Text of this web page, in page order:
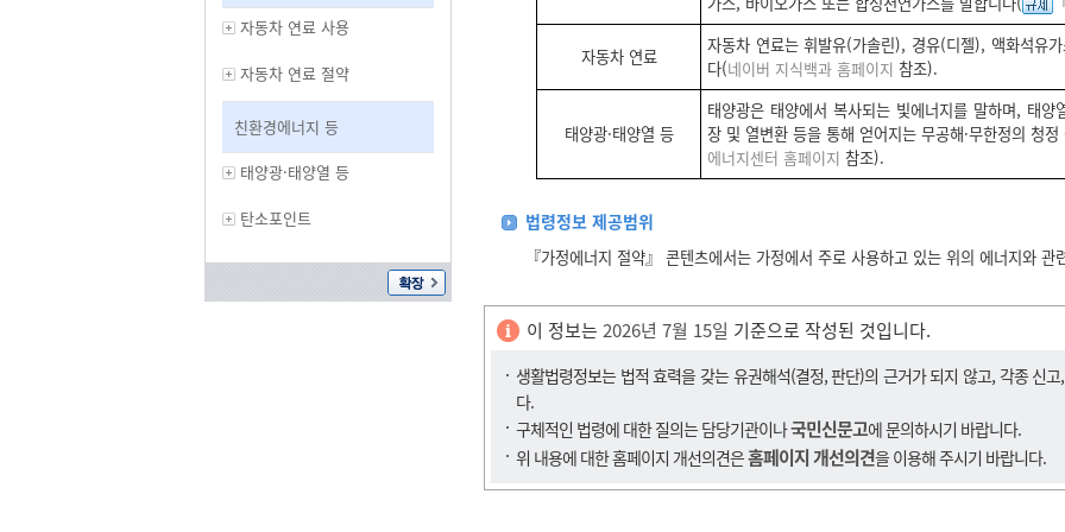
자동차 연료 사용
자동차 연료 절약
친환경에너지 등
태양광·태양열 등
탄소포인트
자동차 연료
자동차 연료는 휘발유(가솔린), 경유(디젤), 액화석유
다(네이버 지식백과 홈페이지 참조).
태양광·태양열 등
태양광은 태양에서 복사되는 빛에너지를 말하며, 태양
장 및 열변환 등을 통해 얻어지는 무공해·무한정의 청
에너지센터 홈페이지 참조).
법령정보 제공범위
『가정에너지 절약』 콘텐츠에서는 가정에서 주로 사용하고 있는 위의 에너지와
이 정보는 2026년 7월 15일 기준으로 작성된 것입니다.
생활법령정보는 법적 효력을 갖는 유권해석(결정, 판단)의 근거가 되지 않고, 각종 신
다.
구체적인 법령에 대한 질의는 담당기관이나국민신문고에 문의하시기 바랍니다.
위 내용에 대한 홈페이지 개선의견은홈페이지 개선의견을 이용해 주시기 바랍니다.